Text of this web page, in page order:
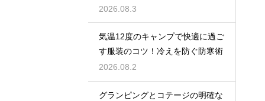
ア
2026.08.3
気温12度のキャンプで快適に過ご
す服装のコツ！冷えを防ぐ防寒術
2026.08.2
グランピングとコテージの明確な